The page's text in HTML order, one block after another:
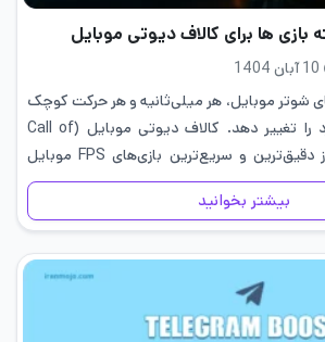
بازی ها برای کالاف دیوتی موبایل
10 آبان 1404
شوتر موبایل، هر میلی‌ثانیه و هر حرکت کوچک
می‌تواند سرنوشت نبرد را تغییر دهد. کالاف دیوتی موبایل (Call of
Duty Mobile) یکی از دقیق‌ترین و سریع‌ترین بازی‌های FPS موبایل
واکنش سریع،…
بیشتر بخوانید